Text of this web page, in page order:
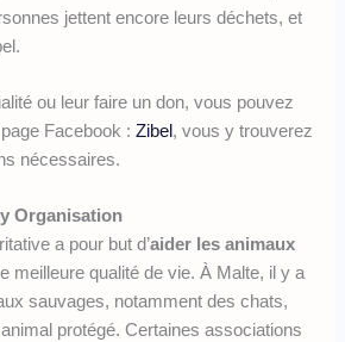
jettent encore leurs déchets, et
ou leur faire un don, vous pouvez
Facebook : Zibel , vous y trouverez
nécessaires.
Organisation
a pour but d’aider les animaux
meilleure qualité de vie. À Malte, il y a
sauvages, notamment des chats,
protégé. Certaines associations